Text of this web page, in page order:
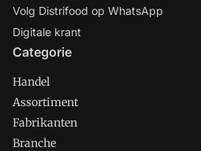
Volg Distrifood op WhatsApp
Digitale krant
Categorie
Handel
Assortiment
Fabrikanten
Branche